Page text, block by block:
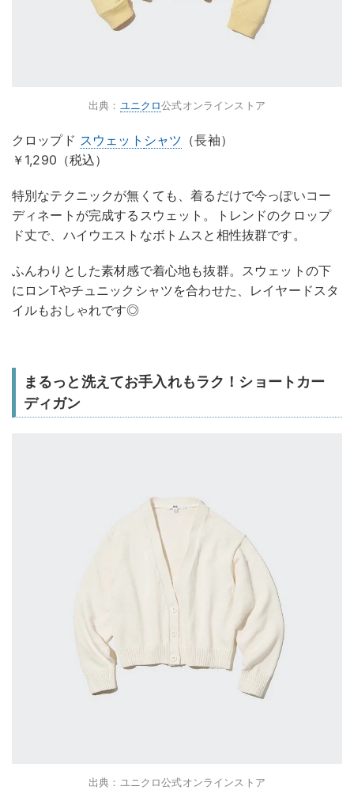
出典： ユニクロ公式オンラインストア
クロップド スウェット シャツ （長袖）
￥1,290（税込）
特別なテクニックが無くても、着るだけで今っぽいコー
ディネートが完成するスウェット。トレンドのクロップ
ド丈で、ハイウエストなボトムスと相性抜群です。
ふんわりとした素材感で着心地も抜群。スウェットの下
にロンTやチュニックシャツを合わせた、レイヤードスタ
イルもおしゃれです◎
まるっと洗えてお手入れもラク！ショートカー
ディガン
出典：ユニクロ公式オンラインストア